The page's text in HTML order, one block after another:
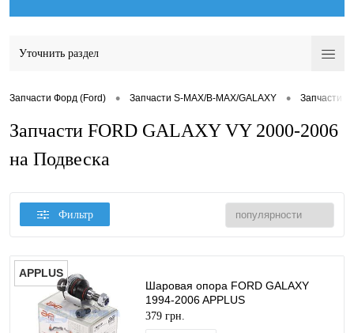
Уточнить раздел
Запчасти Форд (Ford) • Запчасти S-MAX/B-MAX/GALAXY • Запчасти
Запчасти FORD GALAXY VY 2000-2006
на Подвеска
Фильтр
APPLUS
Шаровая опора FORD GALAXY
1994-2006 APPLUS
379 грн.